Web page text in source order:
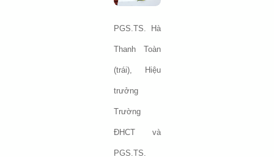
PGS.TS. Hà
Thanh Toàn
(trái), Hiệu
trưởng
Trường
ĐHCT và
PGS.TS.